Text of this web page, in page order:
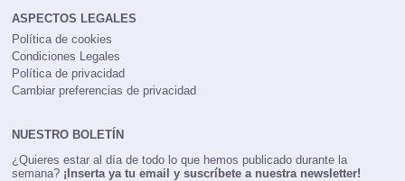
ASPECTOS LEGALES
Política de cookies
Condiciones Legales
Política de privacidad
Cambiar preferencias de privacidad
NUESTRO BOLETÍN
¿Quieres estar al día de todo lo que hemos publicado durante la
semana? ¡Inserta ya tu email y suscríbete a nuestra newsletter!